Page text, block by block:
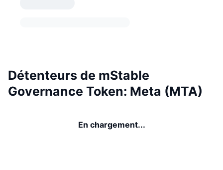
Détenteurs de mStable
Governance Token: Meta (MTA)
En chargement...